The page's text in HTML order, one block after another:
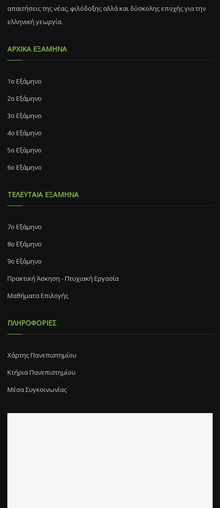
απαιτήσεις της νέας, φιλόδοξης αλλά και δύσκολης εποχής για την
ελληνική γεωργία.
ΑΡΧΙΚΑ ΕΞΑΜΗΝΑ
1ο Εξάμηνο
2ο Εξάμηνο
3ο Εξάμηνο
4ο Εξάμηνο
5ο Εξάμηνο
6ο Εξάμηνο
ΤΕΛΕΥΤΑΙΑ ΕΞΑΜΗΝΑ
7o Eξάμηνο
8o Eξάμηνο
9ο Εξάμηνο
Πρακτική Άσκηση - Πτυχιακή Εργασία
Μαθήματα Επιλογής
ΠΛΗΡΟΦΟΡΙΕΣ
Χάρτης Πανεπιστημίου
Κτήρια Πανεπιστημίου
Μέσα Συγκοινωνίας